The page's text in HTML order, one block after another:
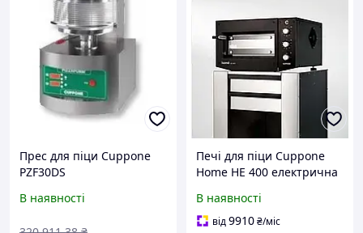
Прес для піци Cuppone
PZF30DS
В наявності
Печі для піци Cuppone
Home HE 400 електрична
В наявності
від9910₴/міс